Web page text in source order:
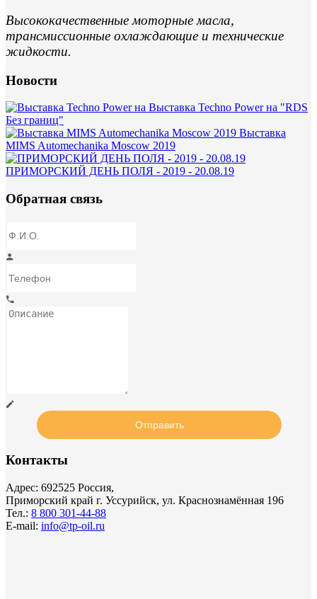
Высококачественные моторные масла,
трансмиссионные охлаждающие и технические
жидкости.
Новости
Выставка Techno Power на "RDS
Без границ"
Выставка
MIMS Automechanika Moscow 2019
ПРИМОРСКИЙ ДЕНЬ ПОЛЯ - 2019 - 20.08.19
Обратная связь
Контакты
Адрес: 692525 Россия,
Приморский край г. Уссурийск, ул. Краснознамённая 196
Тел.: 8 800 301-44-88
E-mail: info@tp-oil.ru